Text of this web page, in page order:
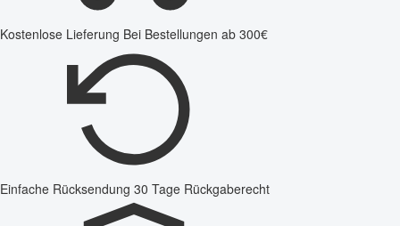
Kostenlose Lieferung Bei Bestellungen ab 300€
Einfache Rücksendung 30 Tage Rückgaberecht